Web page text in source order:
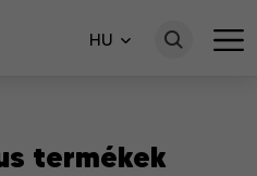
HU
termékek